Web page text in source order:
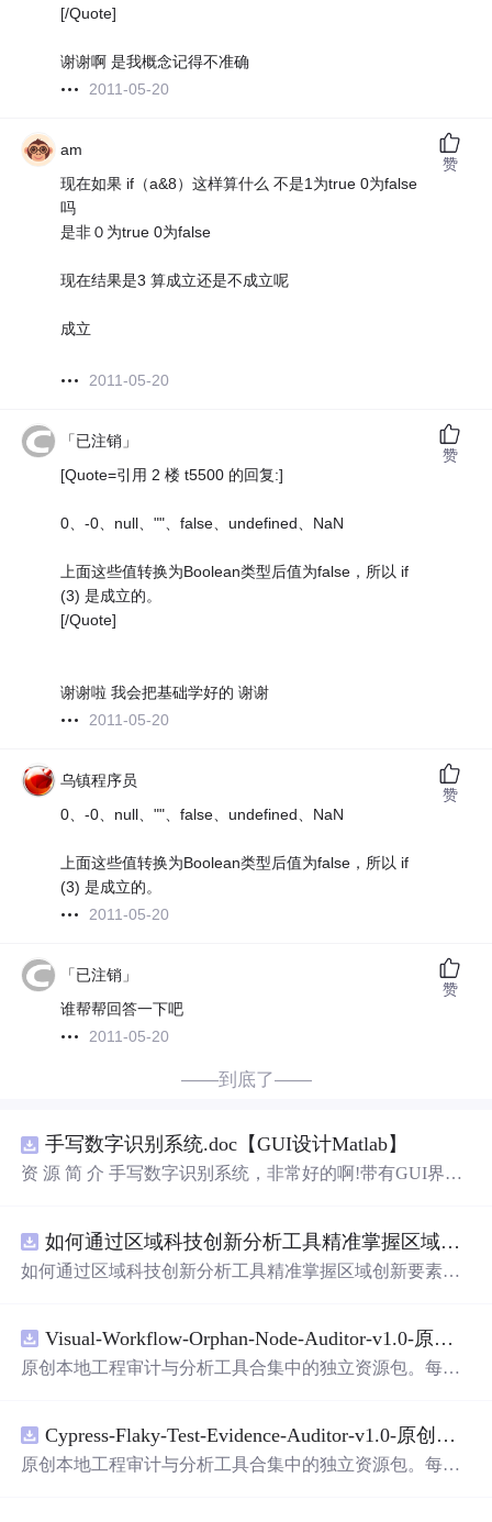
[/Quote]
谢谢啊 是我概念记得不准确
2011-05-20
am
现在如果 if（a&8）这样算什么 不是1为true 0为false
吗
是非０为true 0为false
现在结果是3 算成立还是不成立呢
成立
2011-05-20
赞
「已注销」
[Quote=引用 2 楼 t5500 的回复:]
0、-0、null、""、false、undefined、NaN
上面这些值转换为Boolean类型后值为false，所以 if
(3) 是成立的。
[/Quote]
谢谢啦 我会把基础学好的 谢谢
2011-05-20
赞
乌镇程序员
0、-0、null、""、false、undefined、NaN
上面这些值转换为Boolean类型后值为false，所以 if
(3) 是成立的。
2011-05-20
赞
「已注销」
谁帮帮回答一下吧
2011-05-20
赞
——到底了——
手写数字识别系统.doc【GUI设计Matlab】
资 源 简 介 手写数字识别系统，非常好的啊!带有GUI界
带有直观的图形用户界面（GUI），非常容易使用。你只
需要将手写数字输入系统，它将立即给出准确的识别结
是一个非常方便和实用的工具，你一定会喜欢它的！
如何通过区域科技创新分析工具精准掌握区域创新要素分布与产业链融合现状？.docx
如何通过区域科技创新分析工具精准掌握区域创新要素分
Visual-Workflow-Orphan-Node-Auditor-v1.0-原创源码与文档.zip
原创本地工程审计与分析工具合集中的独立资源包。每个
README、运行说明、功能清单、MIT License及原创与授
权声明。解压后进入project目录，执行npm test验证算法，
Cypress-Flaky-Test-Evidence-Auditor-v1.0-原创源码与文档.zip
原创本地工程审计与分析工具合集中的独立资源包。每个